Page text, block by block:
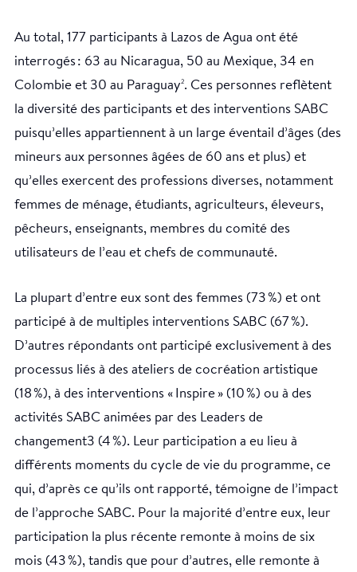
Au total, 177 participants à Lazos de Agua ont été
interrogés : 63 au Nicaragua, 50 au Mexique, 34 en
Colombie et 30 au Paraguay2. Ces personnes reflètent
la diversité des participants et des interventions SABC
puisqu’elles appartiennent à un large éventail d’âges (des
mineurs aux personnes âgées de 60 ans et plus) et
qu’elles exercent des professions diverses, notamment
femmes de ménage, étudiants, agriculteurs, éleveurs,
pêcheurs, enseignants, membres du comité des
utilisateurs de l’eau et chefs de communauté.
La plupart d’entre eux sont des femmes (73 %) et ont
participé à de multiples interventions SABC (67 %).
D’autres répondants ont participé exclusivement à des
processus liés à des ateliers de cocréation artistique
(18 %), à des interventions « Inspire » (10 %) ou à des
activités SABC animées par des Leaders de
changement3 (4 %). Leur participation a eu lieu à
différents moments du cycle de vie du programme, ce
qui, d’après ce qu’ils ont rapporté, témoigne de l’impact
de l’approche SABC. Pour la majorité d’entre eux, leur
participation la plus récente remonte à moins de six
mois (43 %), tandis que pour d’autres, elle remonte à